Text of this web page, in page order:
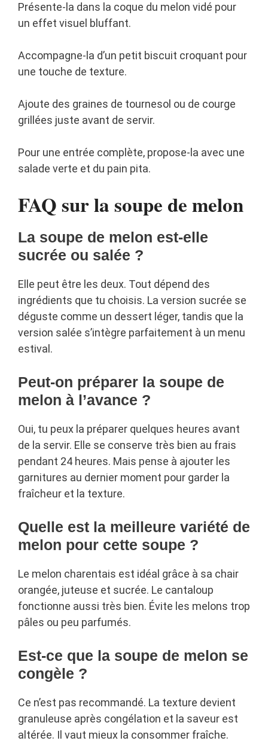
Présente-la dans la coque du melon vidé pour
un effet visuel bluffant.
Accompagne-la d’un petit biscuit croquant pour
une touche de texture.
Ajoute des graines de tournesol ou de courge
grillées juste avant de servir.
Pour une entrée complète, propose-la avec une
salade verte et du pain pita.
FAQ sur la soupe de melon
La soupe de melon est-elle
sucrée ou salée ?
Elle peut être les deux. Tout dépend des
ingrédients que tu choisis. La version sucrée se
déguste comme un dessert léger, tandis que la
version salée s’intègre parfaitement à un menu
estival.
Peut-on préparer la soupe de
melon à l’avance ?
Oui, tu peux la préparer quelques heures avant
de la servir. Elle se conserve très bien au frais
pendant 24 heures. Mais pense à ajouter les
garnitures au dernier moment pour garder la
fraîcheur et la texture.
Quelle est la meilleure variété de
melon pour cette soupe ?
Le melon charentais est idéal grâce à sa chair
orangée, juteuse et sucrée. Le cantaloup
fonctionne aussi très bien. Évite les melons trop
pâles ou peu parfumés.
Est-ce que la soupe de melon se
congèle ?
Ce n’est pas recommandé. La texture devient
granuleuse après congélation et la saveur est
altérée. Il vaut mieux la consommer fraîche.